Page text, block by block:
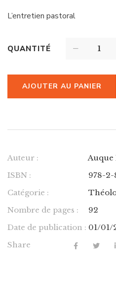
L’entretien pastoral
QUANTITÉ
AJOUTER AU PANIER
Auteur :
Auque
ISBN :
978-
Catégorie :
Nombre de pages :
92
Date de publication : 01/01/
Share